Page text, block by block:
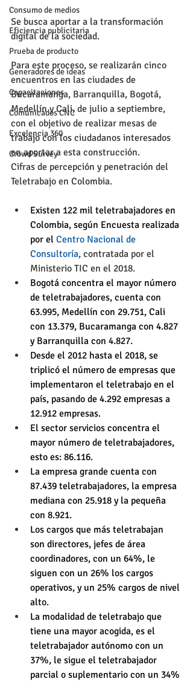
Consumo de medios
Eficiencia publicitaria
Prueba de producto
Generadores de ideas
Capacitaciones
Comunicados CNC
Excelencia 360
Crowd Survey
Se busca aportar a la transformación
digital de la sociedad.
Para este proceso, se realizarán cinco
encuentros en las ciudades de
Bucaramanga, Barranquilla, Bogotá,
Medellín y Cali, de julio a septiembre,
con el objetivo de realizar mesas de
trabajo con los ciudadanos interesados
en aportar a esta construcción.
Cifras de percepción y penetración del
Teletrabajo en Colombia.
Existen 122 mil teletrabajadores en
Colombia, según Encuesta realizada
por el Centro Nacional de
Consultoría, contratada por el
Ministerio TIC en el 2018.
Bogotá concentra el mayor número
de teletrabajadores, cuenta con
63.995, Medellín con 29.751, Cali
con 13.379, Bucaramanga con 4.827
y Barranquilla con 4.827.
Desde el 2012 hasta el 2018, se
triplicó el número de empresas que
implementaron el teletrabajo en el
país, pasando de 4.292 empresas a
12.912 empresas.
El sector servicios concentra el
mayor número de teletrabajadores,
esto es: 86.116.
La empresa grande cuenta con
87.439 teletrabajadores, la empresa
mediana con 25.918 y la pequeña
con 8.921.
Los cargos que más teletrabajan
son directores, jefes de área
coordinadores, con un 64%, le
siguen con un 26% los cargos
operativos, y un 25% cargos de nivel
alto.
La modalidad de teletrabajo que
tiene una mayor acogida, es el
teletrabajador autónomo con un
37%, le sigue el teletrabajador
parcial o suplementario con un 34%